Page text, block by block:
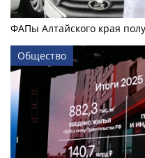
ФАПы Алтайского края
Общество